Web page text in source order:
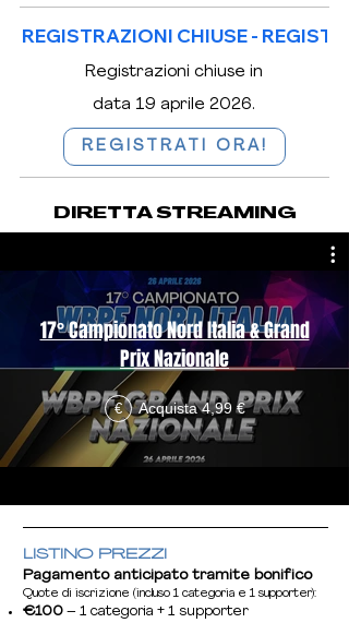
REGISTRAZIONI CHIUSE -
Registrazioni chiuse in
data 19 aprile 2026.
REGISTRATI ORA!
DIRETTA STREAMING
17° Campionato Nord Italia & Grand
Prix Nazionale
€ Acquista 4,99 €
LISTINO PREZZI
Pagamento anticipato tramite bonifico
Quote di iscrizione (incluso 1 categoria e 1 supporter):
€100 – 1 categoria + 1 supporter